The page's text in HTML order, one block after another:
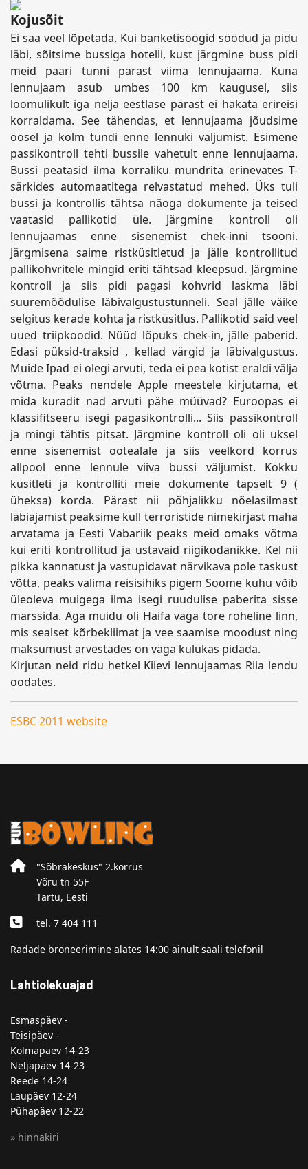
Kojusõit
Ei saa veel lõpetada. Kui banketisöögid söödud ja pidu
läbi, sõitsime bussiga hotelli, kust järgmine buss pidi
meid paari tunni pärast viima lennujaama. Kuna
lennujaam asub umbes 100 km kaugusel, siis
loomulikult iga nelja eestlase pärast ei hakata erireisi
korraldama. See tähendas, et lennujaama jõudsime
öösel ja kolm tundi enne lennuki väljumist. Esimene
passikontroll tehti bussile vahetult enne lennujaama.
Bussi peatasid ilma korraliku mundrita erinevates T-
särkides automaatitega relvastatud mehed. Üks tuli
bussi ja kontrollis tähtsa näoga dokumente ja teised
vaatasid pallikotid üle. Järgmine kontroll oli
lennujaamas enne sisenemist chek-inni tsooni.
Järgmisena saime ristküsitletud ja jälle kontrollitud
pallikohvritele mingid eriti tähtsad kleepsud. Järgmine
kontroll ja siis pidi pagasi kohvrid laskma läbi
suuremõõdulise läbivalgustustunneli. Seal jälle väike
selgitus kerade kohta ja ristküsitlus. Pallikotid said veel
uued triipkoodid. Nüüd lõpuks chek-in, jälle paberid.
Edasi püksid-traksid , kellad värgid ja läbivalgustus.
Muide Ipad ei olegi arvuti, teda ei pea kotist eraldi välja
võtma. Peaks nendele Apple meestele kirjutama, et
mida kuradit nad arvuti pähe müüvad? Euroopas ei
klassifitseeru isegi pagasikontrolli... Siis passikontroll
ja mingi tähtis pitsat. Järgmine kontroll oli oli uksel
enne sisenemist ootealale ja siis veelkord korrus
allpool enne lennule viiva bussi väljumist. Kokku
küsitleti ja kontrolliti meie dokumente täpselt 9 (
üheksa) korda. Pärast nii põhjalikku nõelasilmast
läbiajamist peaksime küll terroristide nimekirjast maha
arvatama ja Eesti Vabariik peaks meid omaks võtma
kui eriti kontrollitud ja ustavaid riigikodanikke. Kel nii
pikka kannatust ja vastupidavat närvikava pole taskust
võtta, peaks valima reisisihiks pigem Soome kuhu võib
üleoleva muigega ilma isegi ruudulise paberita sisse
marssida. Aga muidu oli Haifa väga tore roheline linn,
mis sealset kõrbekliimat ja vee saamise moodust ning
maksumust arvestades on väga kulukas pidada.
Kirjutan neid ridu hetkel Kiievi lennujaamas Riia lendu
oodates.
ESBC 2011 website
"Sõbrakeskus" 2.korrus
Võru tn 55F
Tartu, Eesti
tel. 7 404 111
Radade broneerimine alates 14:00 ainult saali telefonil
Lahtiolekuajad
Esmaspäev -
Teisipäev -
Kolmapäev 14-23
Neljapäev 14-23
Reede 14-24
Laupäev 12-24
Pühapäev 12-22
» hinnakiri